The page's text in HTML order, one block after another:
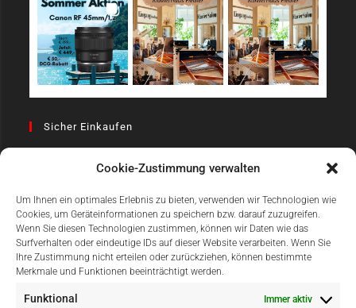
Cookie-Zustimmung verwalten
Um Ihnen ein optimales Erlebnis zu bieten, verwenden wir Technologien wie
Cookies, um Geräteinformationen zu speichern bzw. darauf zuzugreifen.
Wenn Sie diesen Technologien zustimmen, können wir Daten wie das
Surfverhalten oder eindeutige IDs auf dieser Website verarbeiten. Wenn Sie
Ihre Zustimmung nicht erteilen oder zurückziehen, können bestimmte
Merkmale und Funktionen beeinträchtigt werden.
Funktional Immer aktiv
Sicher Einkaufen
Einfach Online Bezahlen